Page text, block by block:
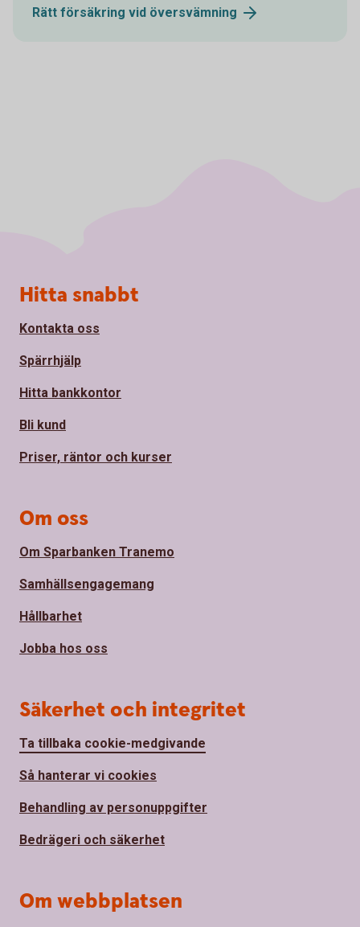
Rätt försäkring vid översvämning
Sidfot
Hitta snabbt
Kontakta oss
Spärrhjälp
Hitta bankkontor
Bli kund
Priser, räntor och kurser
Om oss
Om Sparbanken Tranemo
Samhällsengagemang
Hållbarhet
Jobba hos oss
Säkerhet och integritet
Ta tillbaka cookie-medgivande
Så hanterar vi cookies
Behandling av personuppgifter
Bedrägeri och säkerhet
Om webbplatsen